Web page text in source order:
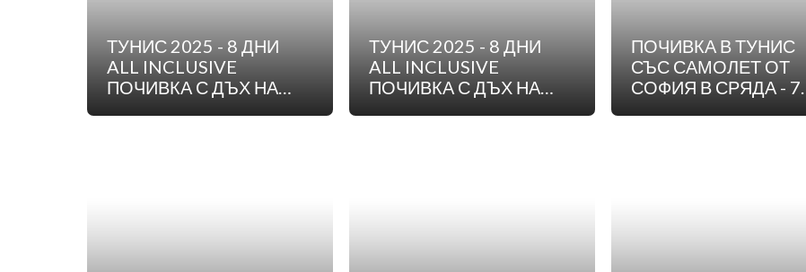
ТУНИС 2025 - 8 ДНИ
ALL INCLUSIVE
ПОЧИВКА С ДЪХ НА
ТУНИС 2025 - 8 ДНИ
ALL INCLUSIVE
ПОЧИВКА С ДЪХ НА
ПОЧИВКА В ТУНИС
СЪС САМОЛЕТ ОТ
СОФИЯ В СРЯДА - 7